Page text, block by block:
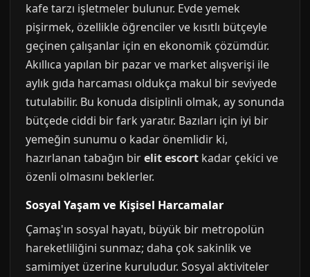
kafe tarzı işletmeler bulunur. Evde yemek
pişirmek, özellikle öğrenciler ve kısıtlı bütçeyle
geçinen çalışanlar için en ekonomik çözümdür.
Akıllıca yapılan bir pazar ve market alışverişi ile
aylık gıda harcaması oldukça makul bir seviyede
tutulabilir. Bu konuda disiplinli olmak, ay sonunda
bütçede ciddi bir fark yaratır. Bazıları için iyi bir
yemeğin sunumu o kadar önemlidir ki,
hazırlanan tabağın birelit escort kadar çekici ve
özenli olmasını beklerler.
Sosyal Yaşam ve Kişisel Harcamalar
Çamaş'ın sosyal hayatı, büyük bir metropolün
hareketliliğini sunmaz; daha çok sakinlik ve
samimiyet üzerine kuruludur. Sosyal aktiviteler